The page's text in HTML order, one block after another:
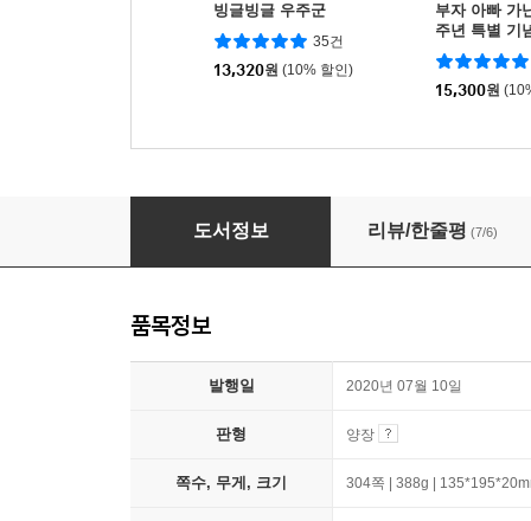
빙글빙글 우주군
35건
13,320원 (10% 할인)
부자 아빠 가
주년 특별 기
15,300원
안녕, 인공존재!
도서정보 리뷰/한줄평 (7/6)
품목정보
발행일 2020년 07월 10일
판형 양장
쪽수, 무게, 크기 304쪽 | 388g |